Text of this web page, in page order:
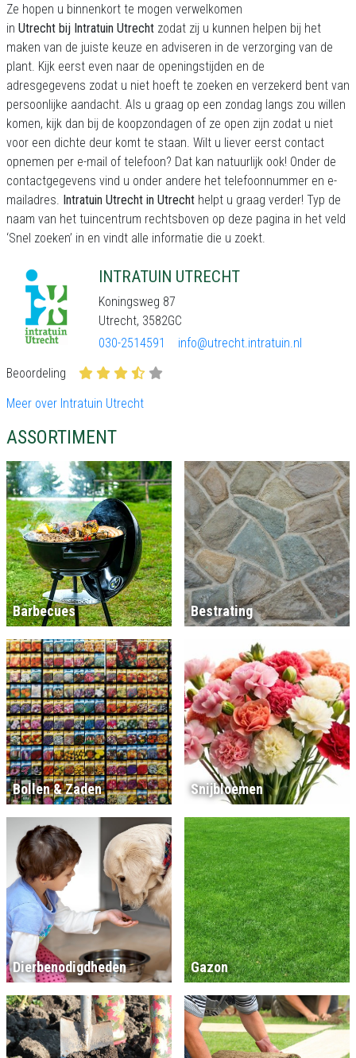
Ze hopen u binnenkort te mogen verwelkomen
in Utrecht bij Intratuin Utrecht zodat zij u kunnen helpen bij het
maken van de juiste keuze en adviseren in de verzorging van de
plant. Kijk eerst even naar de openingstijden en de
adresgegevens zodat u niet hoeft te zoeken en verzekerd bent van
persoonlijke aandacht. Als u graag op een zondag langs zou willen
komen, kijk dan bij de koopzondagen of ze open zijn zodat u niet
voor een dichte deur komt te staan. Wilt u liever eerst contact
opnemen per e-mail of telefoon? Dat kan natuurlijk ook! Onder de
contactgegevens vind u onder andere het telefoonnummer en e-
mailadres. Intratuin Utrecht in Utrecht helpt u graag verder! Typ de
naam van het tuincentrum rechtsboven op deze pagina in het veld
‘Snel zoeken’ in en vindt alle informatie die u zoekt.
INTRATUIN UTRECHT
Koningsweg 87
Utrecht, 3582GC
030-2514591
info@utrecht.intratuin.nl
Beoordeling
Meer over Intratuin Utrecht
ASSORTIMENT
Barbecues Bestrating
Bollen & Zaden Snijbloemen
Dierbenodigdheden Gazon